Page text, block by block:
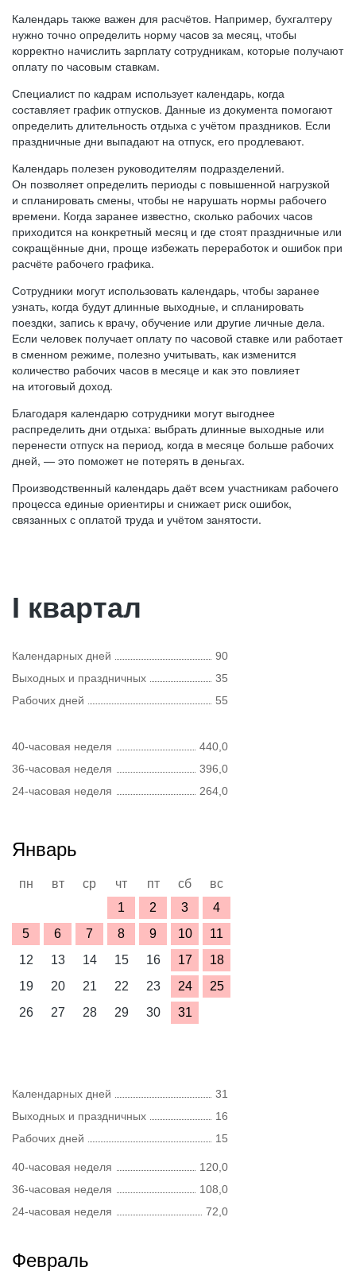
Календарь также важен для расчётов. Например, бухгалтеру
нужно точно определить норму часов за месяц, чтобы
корректно начислить зарплату сотрудникам, которые получают
оплату по часовым ставкам.
Специалист по кадрам использует календарь, когда
составляет график отпусков. Данные из документа помогают
определить длительность отдыха с учётом праздников. Если
праздничные дни выпадают на отпуск, его продлевают.
Календарь полезен руководителям подразделений.
Он позволяет определить периоды с повышенной нагрузкой
и спланировать смены, чтобы не нарушать нормы рабочего
времени. Когда заранее известно, сколько рабочих часов
приходится на конкретный месяц и где стоят праздничные или
сокращённые дни, проще избежать переработок и ошибок при
расчёте рабочего графика.
Сотрудники могут использовать календарь, чтобы заранее
узнать, когда будут длинные выходные, и спланировать
поездки, запись к врачу, обучение или другие личные дела.
Если человек получает оплату по часовой ставке или работает
в сменном режиме, полезно учитывать, как изменится
количество рабочих часов в месяце и как это повлияет
на итоговый доход.
Благодаря календарю сотрудники могут выгоднее
распределить дни отдыха: выбрать длинные выходные или
перенести отпуск на период, когда в месяце больше рабочих
дней, — это поможет не потерять в деньгах.
Производственный календарь даёт всем участникам рабочего
процесса единые ориентиры и снижает риск ошибок,
связанных с оплатой труда и учётом занятости.
I квартал
Календарных дней
90
Выходных и праздничных
35
Рабочих дней
55
40-часовая неделя
440,0
36-часовая неделя
396,0
24-часовая неделя
264,0
Январь
пн вт ср чт пт сб
вс
1
2 3
4
5
6 7 8 9 10
11
12
13 14 15 16 17
18
19
20 21 22 23 24
25
26
27 28 29 30 31
Календарных дней
31
Выходных и праздничных
16
Рабочих дней
15
40-часовая неделя
120,0
36-часовая неделя
108,0
24-часовая неделя
72,0
Февраль